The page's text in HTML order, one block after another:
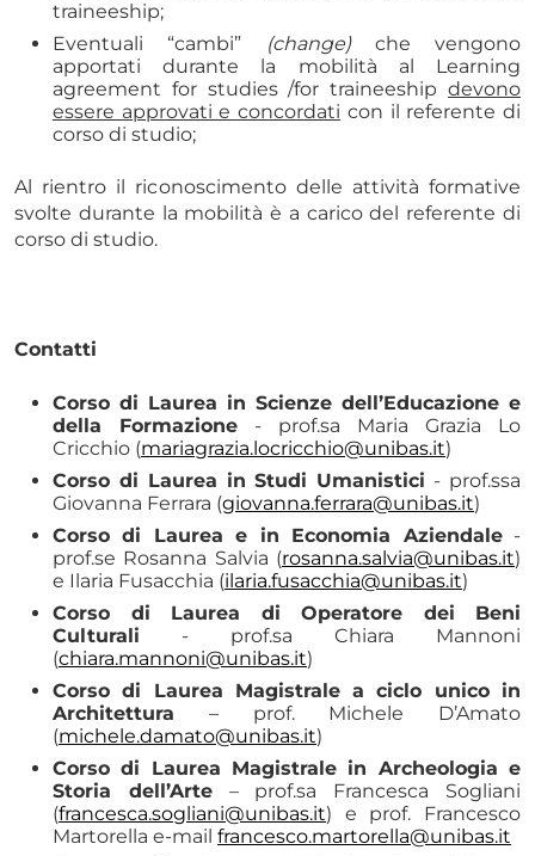
traineeship;
Eventuali “cambi”
(change)che vengono
apportati durante la mobilità al Learning
agreement for studies /for traineeship devono
essere approvati e concordati con il referente di
corso di studio;
Al rientro il riconoscimento delle attività formative
svolte durante la mobilità è a carico del referente di
corso di studio.
Contatti
Corso di Laurea in Scienze dell’Educazione e
della Formazione - prof.sa Maria Grazia Lo
Cricchio (mariagrazia.locricchio@unibas.it)
Corso di Laurea in Studi Umanistici - prof.ssa
Giovanna Ferrara (giovanna.ferrara@unibas.it)
Corso di Laurea e in Economia Aziendale-
prof.se Rosanna Salvia (rosanna.salvia@unibas.it)
e Ilaria Fusacchia (ilaria.fusacchia@unibas.it)
Corso di Laurea di Operatore dei Beni
Culturali - prof.sa Chiara Mannoni
(chiara.mannoni@unibas.it)
Corso di Laurea Magistrale a ciclo unico in
Architettura – prof. Michele D’Amato
(michele.damato@unibas.it)
Corso di Laurea Magistrale in Archeologia e
Storia dell’Arte– prof.sa Francesca Sogliani
(francesca.sogliani@unibas.it) e prof. Francesco
Martorella e-mail francesco.martorella@unibas.it